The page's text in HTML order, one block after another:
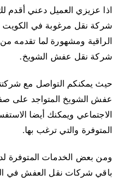
اذا عزيزي العميل دعني أقدم
شركة نقل مرغوبة في الكويت
الراقية ومشهورة لما تقدمه
شركة نقل عفش الشويخ.
حيث يمكنكم التواصل مع
عفش الشويخ المتواجد على
الاجتماعي ويمكنك أيضا
المتوفرة والتي ترغب بها.
ومن بعض الخدمات المتوفرة
باقي شركات نقل العفش في